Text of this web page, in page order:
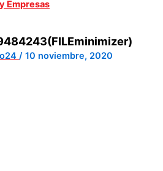
Empresas
/10 noviembre, 2020